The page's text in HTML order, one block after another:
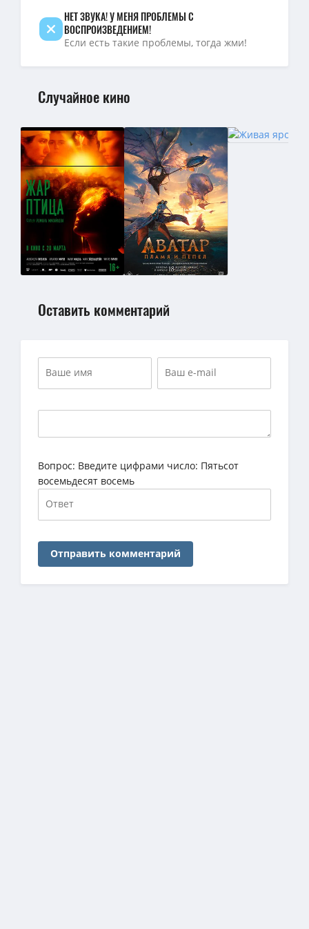
НЕТ ЗВУКА! У МЕНЯ ПРОБЛЕМЫ С
ВОСПРОИЗВЕДЕНИЕМ!
Если есть такие проблемы, тогда жми!
Случайное кино
Оставить комментарий
Вопрос: Введите цифрами число: Пятьсот
восемьдесят восемь
Отправить комментарий